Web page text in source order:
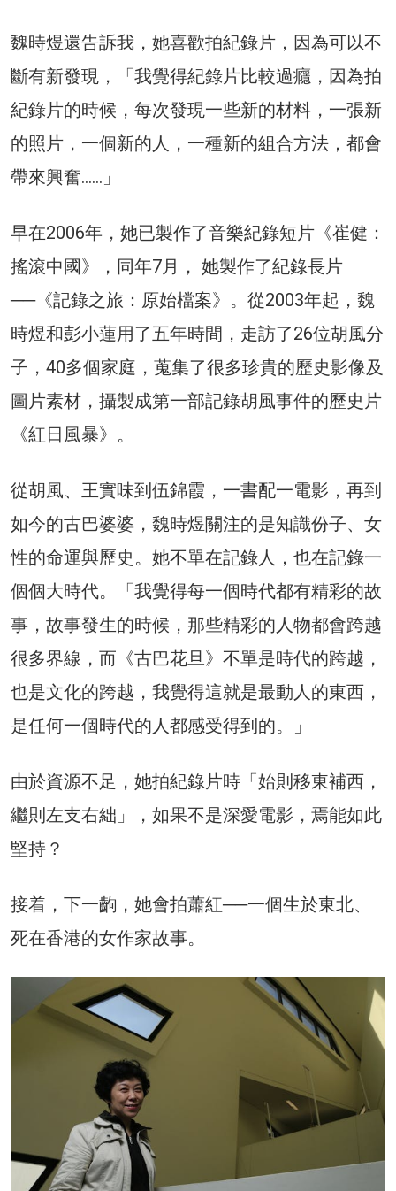
魏時煜還告訴我，她喜歡拍紀錄片，因為可以不
斷有新發現，「我覺得紀錄片比較過癮，因為拍
紀錄片的時候，每次發現一些新的材料，一張新
的照片，一個新的人，一種新的組合方法，都會
帶來興奮……」
早在2006年，她已製作了音樂紀錄短片《崔健：
搖滾中國》，同年7月， 她製作了紀錄長片
──《記錄之旅：原始檔案》。從2003年起，魏
時煜和彭小蓮用了五年時間，走訪了26位胡風分
子，40多個家庭，蒐集了很多珍貴的歷史影像及
圖片素材，攝製成第一部記錄胡風事件的歷史片
《紅日風暴》。
從胡風、王實味到伍錦霞，一書配一電影，再到
如今的古巴婆婆，魏時煜關注的是知識份子、女
性的命運與歷史。她不單在記錄人，也在記錄一
個個大時代。「我覺得每一個時代都有精彩的故
事，故事發生的時候，那些精彩的人物都會跨越
很多界線，而《古巴花旦》不單是時代的跨越，
也是文化的跨越，我覺得這就是最動人的東西，
是任何一個時代的人都感受得到的。」
由於資源不足，她拍紀錄片時「始則移東補西，
繼則左支右絀」，如果不是深愛電影，焉能如此
堅持？
接着，下一齣，她會拍蕭紅──一個生於東北、
死在香港的女作家故事。